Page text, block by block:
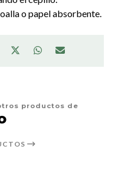
o papel absorbente.
productos de